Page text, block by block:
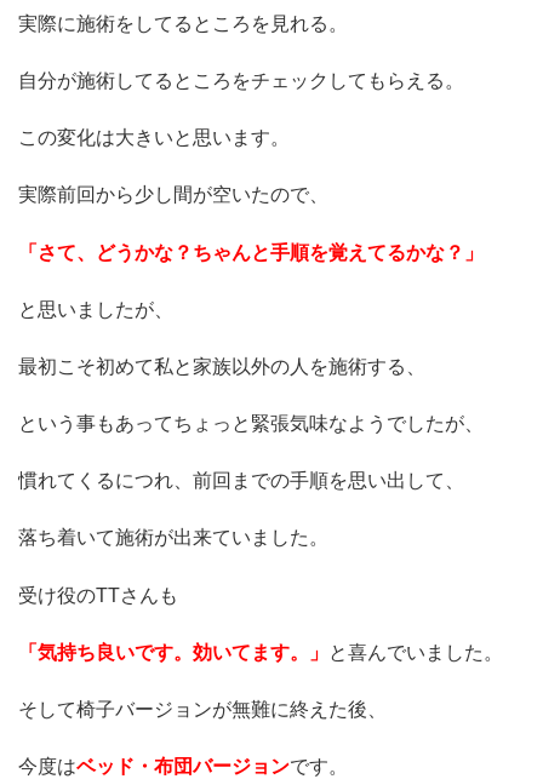
実際に施術をしてるところを見れる。
自分が施術してるところをチェックしてもらえる。
この変化は大きいと思います。
実際前回から少し間が空いたので、
「さて、どうかな？ちゃんと手順を覚えてるかな？」
と思いましたが、
最初こそ初めて私と家族以外の人を施術する、
という事もあってちょっと緊張気味なようでしたが、
慣れてくるにつれ、前回までの手順を思い出して、
落ち着いて施術が出来ていました。
受け役のTTさんも
「気持ち良いです。効いてます。」 と喜んでいました。
そして椅子バージョンが無難に終えた後、
今度はベッド・布団バージョンです。